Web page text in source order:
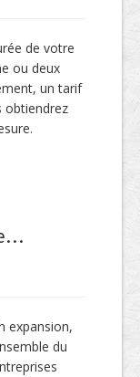
de votre
ou deux
un tarif
obtiendrez
expansion,
du